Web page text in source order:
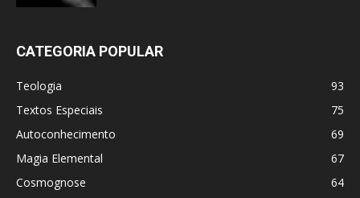
CATEGORIA POPULAR
Teologia
93
Textos Especiais
75
Autoconhecimento
69
Magia Elemental
67
Cosmognose
64